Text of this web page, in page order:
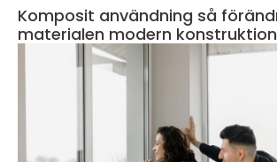
Komposit användning så förändrar
materialen modern konstruktion